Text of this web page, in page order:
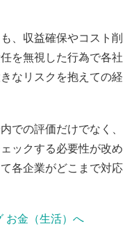
、収益確保やコスト削
を無視した行為で各社
なリスクを抱えての経
での評価だけでなく、
ックする必要性が改め
各企業がどこまで対応